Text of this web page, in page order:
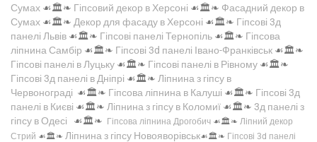
Сумах ☙🏛️❧ Гіпсовий декор в Херсоні ☙🏛️❧ Фасадний декор в
Сумах ☙🏛️❧ Декор для фасаду в Херсоні ☙🏛️❧ Гіпсові 3д
панелі Львів ☙🏛️❧ Гіпсові панелі Тернопіль ☙🏛️❧ Гіпсова
ліпнина Самбір ☙🏛️❧ Гіпсові 3d панелі Івано-Франківськ ☙🏛️❧
Гіпсові панелі в Луцьку ☙🏛️❧ Гіпсові панелі в Рівному ☙🏛️❧
Гіпсові 3д панелі в Дніпрі ☙🏛️❧ Ліпнина з гіпсу в
Червонограді ☙🏛️❧ Гіпсова ліпнина в Калуші ☙🏛️❧ Гіпсові 3д
панелі в Києві ☙🏛️❧ Ліпнина з гіпсу в Коломиї ☙🏛️❧ 3д панелі з
гіпсу в Одесі ☙🏛️❧ Гіпсова ліпнина Дрогобич ☙🏛️❧ Ліпний декор
Стрий ☙🏛️❧ Ліпнина з гіпсу Новояворівськ☙🏛️❧ Гіпсові 3d панелі